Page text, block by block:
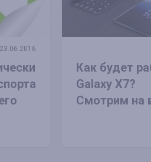
23.06.2016
Как будет
Galaxy X7?
Смотрим на